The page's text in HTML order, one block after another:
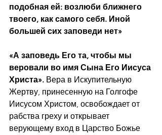
подобная ей: возлюби ближнего
твоего, как самого себя. Иной
большей сих заповеди нет»
«А заповедь Его та, чтобы мы
веровали во имя Сына Его Иисуса
Христа». Вера в Искупительную
Жертву, принесенную на Голгофе
Иисусом Христом, освобождает от
рабства греху и открывает
верующему вход в Царство Божье